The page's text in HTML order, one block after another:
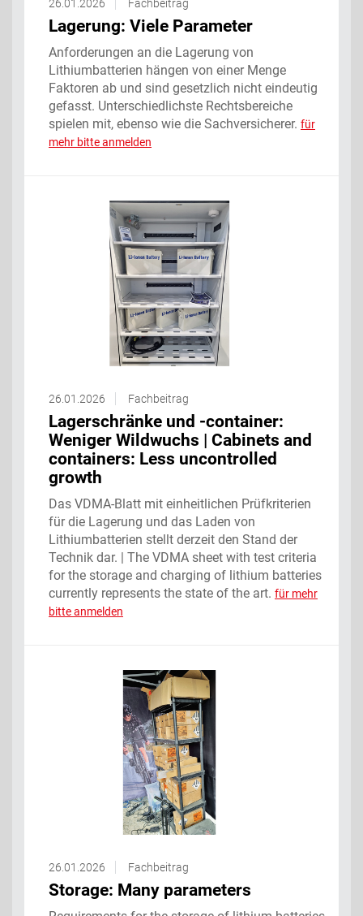
26.01.2026 Fachbeitrag
Lagerung: Viele Parameter ‌
Anforderungen an die Lagerung von
Lithiumbatterien hängen von einer Menge
Faktoren ab und sind gesetzlich nicht eindeutig
gefasst. Unterschiedlichste Rechtsbereiche
spielen mit, ebenso wie die Sachversicherer. für
mehr bitte anmelden
26.01.2026 Fachbeitrag
Lagerschränke und -container:
Weniger Wildwuchs | Cabinets and
containers: Less uncontrolled
growth
Das VDMA-Blatt mit einheitlichen Prüfkriterien
für die Lagerung und das Laden von
Lithiumbatterien stellt derzeit den Stand der
Technik dar. | The VDMA sheet with test criteria
for the storage and charging of lithium batteries
currently represents the state of the art. für mehr
bitte anmelden
26.01.2026 Fachbeitrag
Storage: Many parameters ‌